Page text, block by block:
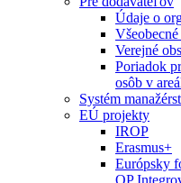
Údaje o
Verejné
Poriadok
osôb v
Systém
EÚ projekty
IROP
Erasmus+
Európsky
OP